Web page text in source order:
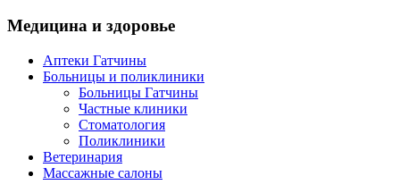
Медицина и здоровье
Аптеки Гатчины
Больницы и поликлиники
Больницы Гатчины
Частные клиники
Стоматология
Поликлиники
Ветеринария
Массажные салоны